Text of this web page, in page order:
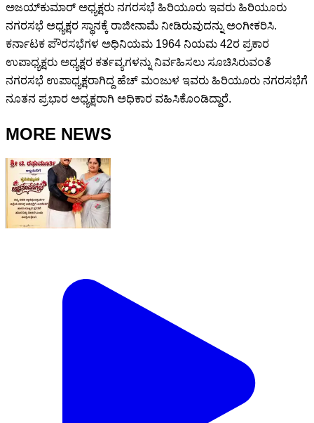
ಅಜಯ್‌ಕುಮಾರ್ ಅಧ್ಯಕ್ಷರು ನಗರಸಭೆ ಹಿರಿಯೂರು ಇವರು ಹಿರಿಯೂರು
ನಗರಸಭೆ ಅಧ್ಯಕ್ಷರ ಸ್ಥಾನಕ್ಕೆ ರಾಜೀನಾಮೆ ನೀಡಿರುವುದನ್ನು ಅಂಗೀಕರಿಸಿ.
ಕರ್ನಾಟಕ ಪೌರಸಭೆಗಳ ಅಧಿನಿಯಮ 1964 ನಿಯಮ 42ರ ಪ್ರಕಾರ
ಉಪಾಧ್ಯಕ್ಷರು ಅಧ್ಯಕ್ಷರ ಕರ್ತವ್ಯಗಳನ್ನು ನಿರ್ವಹಿಸಲು ಸೂಚಿಸಿರುವಂತೆ
ನಗರಸಭೆ ಉಪಾಧ್ಯಕ್ಷರಾಗಿದ್ದ ಹೆಚ್ ಮಂಜುಳ ಇವರು ಹಿರಿಯೂರು ನಗರಸಭೆಗೆ
ನೂತನ ಪ್ರಭಾರ ಅಧ್ಯಕ್ಷರಾಗಿ ಅಧಿಕಾರ ವಹಿಸಿಕೊಂಡಿದ್ದಾರೆ.
MORE NEWS